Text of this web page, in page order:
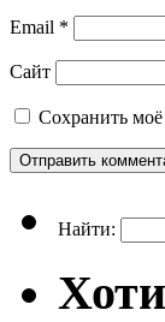
Email *
Сайт
Сохранить
Найти: